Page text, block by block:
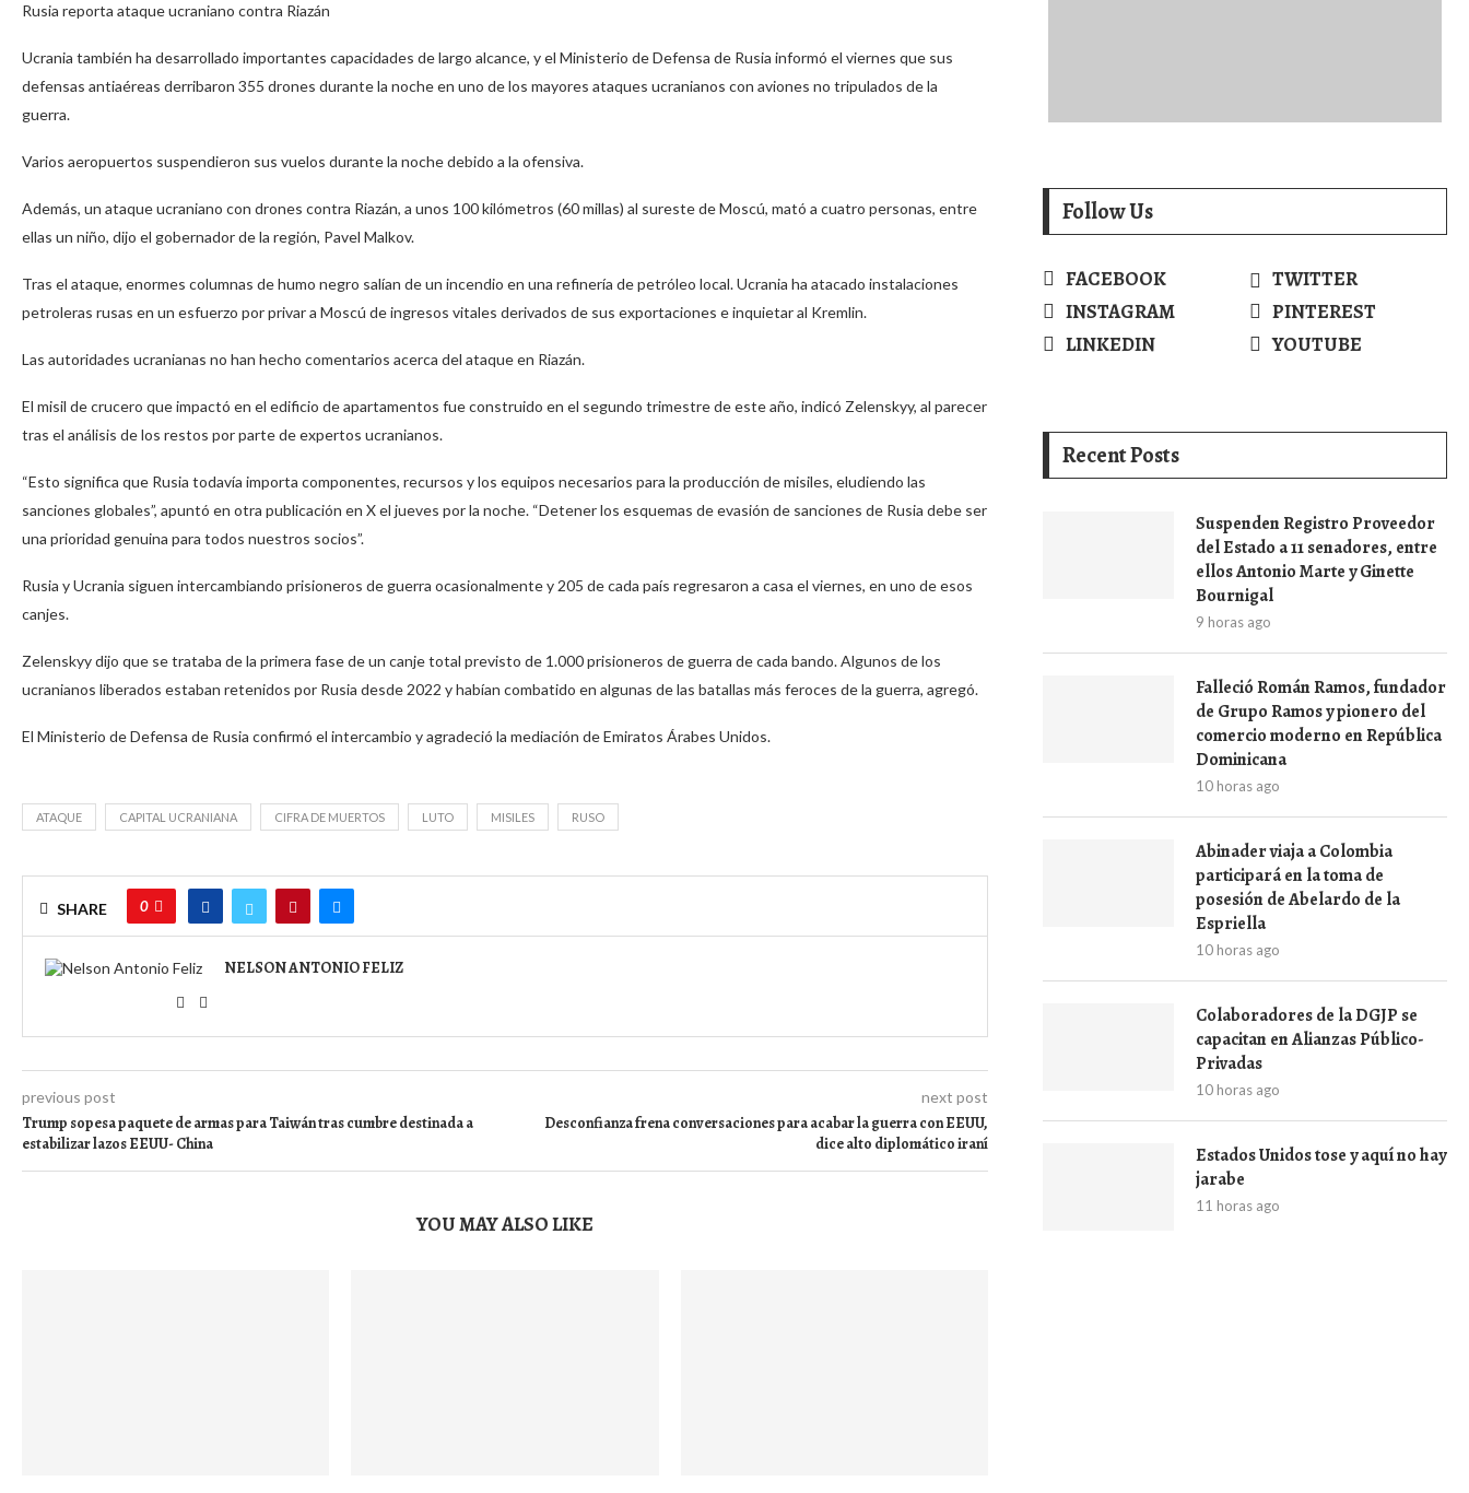
Rusia reporta ataque ucraniano contra Riazán
Ucrania también ha desarrollado importantes capacidades de largo alcance, y el Ministerio de Defensa de Rusia informó el viernes que sus
defensas antiaéreas derribaron 355 drones durante la noche en uno de los mayores ataques ucranianos con aviones no tripulados de la
guerra.
Varios aeropuertos suspendieron sus vuelos durante la noche debido a la ofensiva.
Además, un ataque ucraniano con drones contra Riazán, a unos 100 kilómetros (60 millas) al sureste de Moscú, mató a cuatro personas, entre
ellas un niño, dijo el gobernador de la región, Pavel Malkov.
Tras el ataque, enormes columnas de humo negro salían de un incendio en una refinería de petróleo local. Ucrania ha atacado instalaciones
petroleras rusas en un esfuerzo por privar a Moscú de ingresos vitales derivados de sus exportaciones e inquietar al Kremlin.
Las autoridades ucranianas no han hecho comentarios acerca del ataque en Riazán.
El misil de crucero que impactó en el edificio de apartamentos fue construido en el segundo trimestre de este año, indicó Zelenskyy, al parecer
tras el análisis de los restos por parte de expertos ucranianos.
“Esto significa que Rusia todavía importa componentes, recursos y los equipos necesarios para la producción de misiles, eludiendo las
sanciones globales”, apuntó en otra publicación en X el jueves por la noche. “Detener los esquemas de evasión de sanciones de Rusia debe ser
una prioridad genuina para todos nuestros socios”.
Rusia y Ucrania siguen intercambiando prisioneros de guerra ocasionalmente y 205 de cada país regresaron a casa el viernes, en uno de esos
canjes.
Zelenskyy dijo que se trataba de la primera fase de un canje total previsto de 1.000 prisioneros de guerra de cada bando. Algunos de los
ucranianos liberados estaban retenidos por Rusia desde 2022 y habían combatido en algunas de las batallas más feroces de la guerra, agregó.
El Ministerio de Defensa de Rusia confirmó el intercambio y agradeció la mediación de Emiratos Árabes Unidos.
ATAQUE CAPITAL UCRANIANA CIFRA DE MUERTOS LUTO MISILES RUSO
SHARE 0
NELSON ANTONIO FELIZ
previous post
Trump sopesa paquete de armas para Taiwán tras cumbre destinada a
estabilizar lazos EEUU- China
next post
Desconfianza frena conversaciones para acabar la guerra con EEUU,
dice alto diplomático iraní
YOU MAY ALSO LIKE
Follow Us
FACEBOOK
TWITTER
INSTAGRAM
PINTEREST
LINKEDIN
YOUTUBE
Recent Posts
Suspenden Registro Proveedor
del Estado a 11 senadores, entre
ellos Antonio Marte y Ginette
Bournigal
9 horas ago
Falleció Román Ramos, fundador
de Grupo Ramos y pionero del
comercio moderno en República
Dominicana
10 horas ago
Abinader viaja a Colombia
participará en la toma de
posesión de Abelardo de la
Espriella
10 horas ago
Colaboradores de la DGJP se
capacitan en Alianzas Público-
Privadas
10 horas ago
Estados Unidos tose y aquí no hay
jarabe
11 horas ago